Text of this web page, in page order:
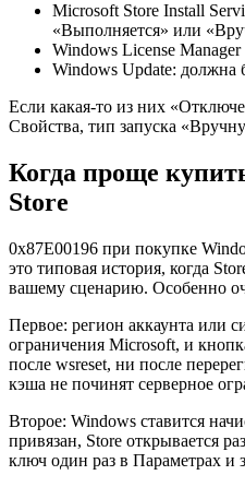
Microsoft Store Install
«Выполняется» или
Windows License
Windows Update: должна
Если какая-то из них
Свойства, тип запуска
Когда проще
Store
0x87E00196 при покупке
это типовая история, когда
вашему сценарию. Особенно
Первое: регион аккаунта или
ограничения Microsoft, и
после wsreset, ни после
кэша не починят серверное
Второе: Windows ставится
привязан, Store открывается
ключ один раз в Параметрах и